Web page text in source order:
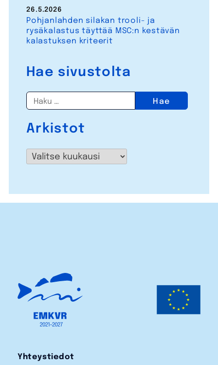
Pohjanlahden silakan trooli- ja
rysäkalastus täyttää MSC:n kestävän
kalastuksen kriteerit
26.5.2026
Hae sivustolta
Haku:
Arkistot
Arkistot
Yhteystiedot